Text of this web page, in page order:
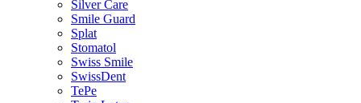
Silver Care
Smile Guard
Splat
Stomatol
Swiss Smile
SwissDent
TePe